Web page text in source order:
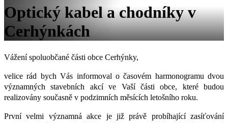
Optický kabel a chodníky v
Cerhýnkách
Vážení spoluobčané části obce Cerhýnky,
velice rád bych Vás informoval o časovém harmonogramu dvou
významných stavebních akcí ve Vaší části obce, které budou
realizovány současně v podzimních měsících letošního roku.
První velmi významná akce je již právě probíhající zasíťování